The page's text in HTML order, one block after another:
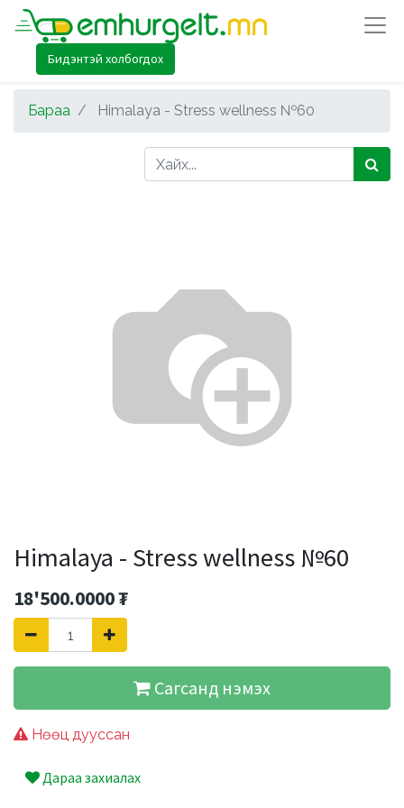
Бидэнтэй холбогдох
Бараа Himalaya - Stress wellness №60
Himalaya - Stress wellness №60
18'500.0000₮
Сагсанд нэмэх
Нөөц дууссан
Дараа захиалах